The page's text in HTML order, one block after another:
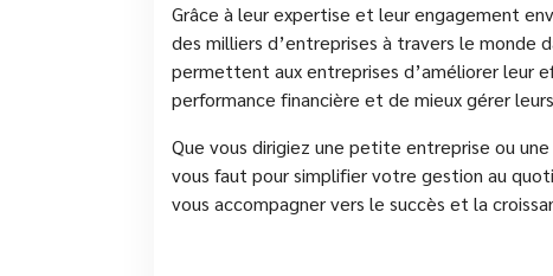
Grâce à leur expertise et leur engagement
des milliers d’entreprises à travers le monde
permettent aux entreprises d’améliorer leur
performance financière et de mieux gérer
Que vous dirigiez une petite entreprise ou
vous faut pour simplifier votre gestion au
vous accompagner vers le succès et la